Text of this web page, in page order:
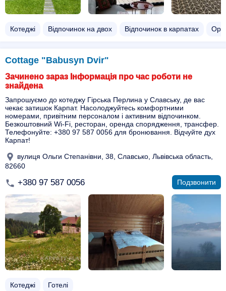
Котеджі Відпочинок на двох​ Відпочинок в карпатах
Cottage "Babusyn Dvir"
Зачинено зараз Інформація про час роботи не
знайдена
Запрошуємо до котеджу Гірська Перлина у Славську, де вас
чекає затишок Карпат. Насолоджуйтесь комфортними
номерами, привітним персоналом і активним відпочинком.
Безкоштовний Wi-Fi, ресторан, оренда спорядження, трансфер.
Телефонуйте: +380 97 587 0056 для бронювання. Відчуйте дух
Карпат!
вулиця Ольги Степанівни, 38, Славсько, Львівська область,
82660
+380 97 587 0056 Подзвонити
Котеджі Готелі